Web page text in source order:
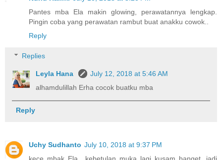
Pantes mba Ela makin glowing, perawatannya lengkap.
Pingin coba yang perawatan rambut buat anakku cowok..
Reply
Replies
Leyla Hana
July 12, 2018 at 5:46 AM
alhamdulillah Erha cocok buatku mba
Reply
Uchy Sudhanto July 10, 2018 at 9:37 PM
kece mbak Ela.. kebetulan muka lagi kusam banget, jadi